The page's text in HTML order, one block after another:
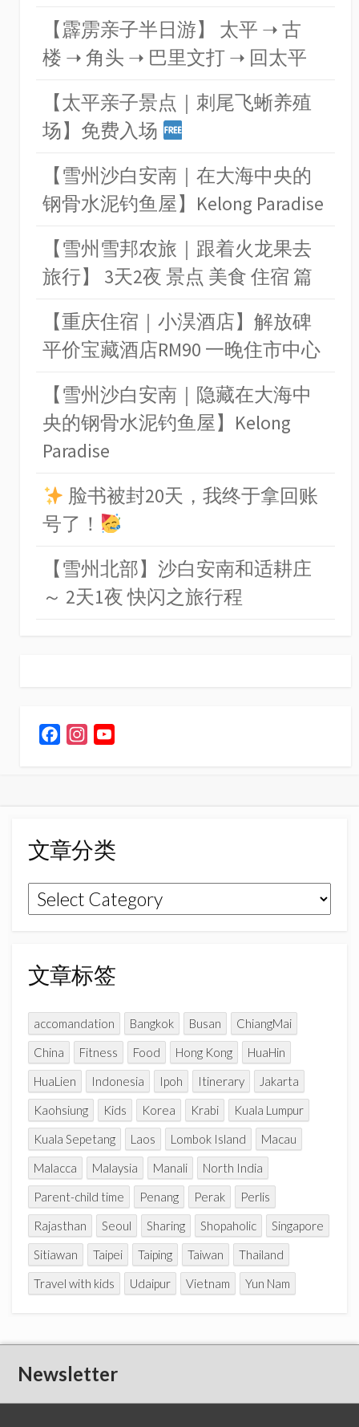
【霹雳亲子半日游】 太平 ➝ 古
楼 ➝ 角头 ➝ 巴里文打 ➝ 回太平
【太平亲子景点｜刺尾飞蜥养殖
场】免费入场
【雪州沙白安南｜在大海中央的
钢骨水泥钓鱼屋】Kelong Paradise
【雪州雪邦农旅｜跟着火龙果去
旅行】 3天2夜 景点 美食 住宿 篇
【重庆住宿｜小淏酒店】解放碑
平价宝藏酒店RM90 一晚住市中心
【雪州沙白安南｜隐藏在大海中
央的钢骨水泥钓鱼屋】Kelong
Paradise
脸书被封20天，我终于拿回账
号了！
【雪州北部】沙白安南和适耕庄
～ 2天1夜 快闪之旅行程
o
o
k
r
a
m
C
h
n
文章分类
文
章
类
文章标签
accomandation Bangkok Busan
ChiangMai
China
Fitness Food Hong Kong
HuaHin
HuaLien
Indonesia Ipoh Itinerary
Jakarta
Kaohsiung
Kids Korea Krabi
Kuala Lumpur
Kuala Sepetang
Laos Lombok Island
Macau
Malacca
Malaysia Manali
North India
Parent-child time
Penang Perak
Perlis
Rajasthan
Seoul Sharing Shopaholic
Singapore
Sitiawan
Taipei Taiping Taiwan
Thailand
Travel with kids
Udaipur Vietnam Yun Nam
Newsletter